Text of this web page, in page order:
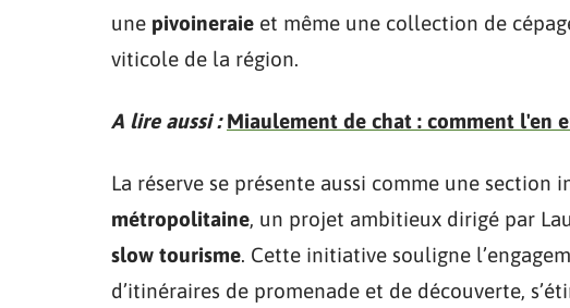
une pivoineraie et même une collection de
viticole de la région.
A lire aussi : Miaulement de chat : comment l'en
La réserve se présente aussi comme une section
métropolitaine, un projet ambitieux dirigé par
slow tourisme. Cette initiative souligne
d’itinéraires de promenade et de découverte,